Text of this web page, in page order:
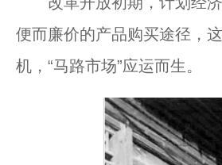
便而廉价的产品购买途径，
机，“马路市场”应运而生。